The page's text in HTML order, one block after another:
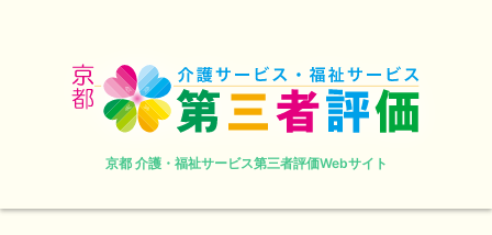
京都 介護・福祉サービス第三者評価Webサイト